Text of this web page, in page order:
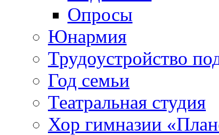
Опросы
Юнармия
Трудоустройство
Год семьи
Театральная студия
Хор гимназии